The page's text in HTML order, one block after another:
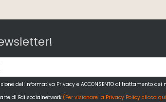
dell'Informativa Privacy e ACCONSENTO al trattamento
di Edilsocialnetwork (Per visionare la Privacy Policy clicca